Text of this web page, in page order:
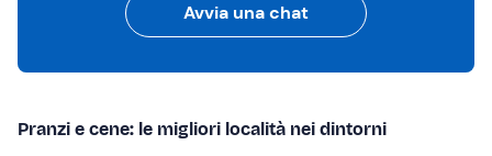
Avvia una chat
Pranzi e cene: le migliori località nei dintorni